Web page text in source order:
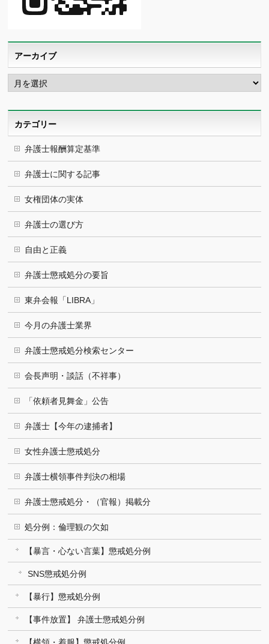
アーカイブ
ア
ー
カ
カテゴリー
弁護士報酬算定基準
弁護士に関する記事
女権団体の実体
弁護士の選び方
自由と正義
弁護士懲戒処分の要旨
東弁会報「LIBRA」
今月の弁護士業界
弁護士懲戒処分検索センター
会長声明・談話（不祥事）
「依頼者見舞金」公告
弁護士【今年の逮捕者】
女性弁護士懲戒処分
弁護士横領事件判決の相場
弁護士懲戒処分・（官報）掲載分
処分例：倫理観の欠如
【暴言・心ない言葉】懲戒処分例
SNS懲戒処分例
【暴行】懲戒処分例
【事件放置】 弁護士懲戒処分例